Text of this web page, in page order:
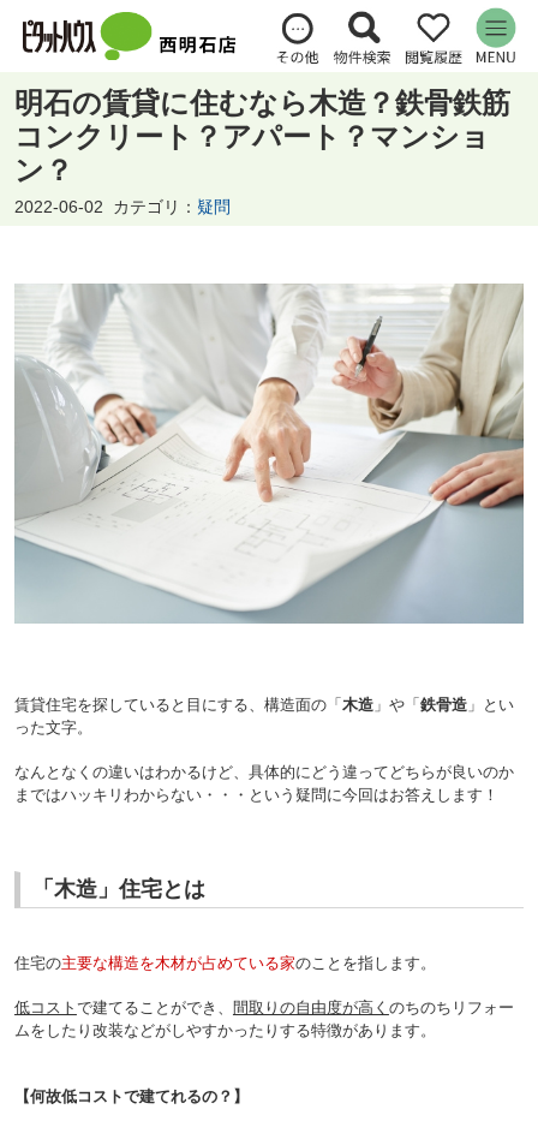
明石の賃貸に住むなら木造？鉄骨鉄筋
コンクリート？アパート？マンショ
ン？
2022-06-02 カテゴリ： 疑問
賃貸住宅を探していると目にする、構造面の「木造」や「鉄骨造」とい
った文字。
なんとなくの違いはわかるけど、具体的にどう違ってどちらが良いのか
まではハッキリわからない・・・という疑問に今回はお答えします！
「木造」住宅とは
住宅の主要な構造を木材が占めている家のことを指します。
低コスト で建てることができ、 間取りの自由度が高く のちのちリフォー
ムをしたり改装などがしやすかったりする特徴があります。
【何故低コストで建てれるの？】